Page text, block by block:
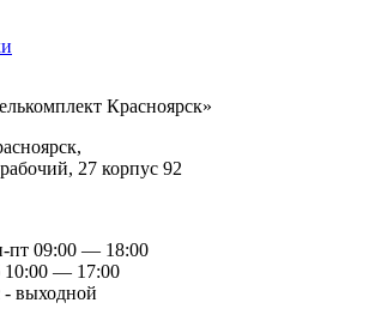
Красноярск»
27 корпус 92
пт 09:00 — 18:00
10:00 — 17:00
- выходной